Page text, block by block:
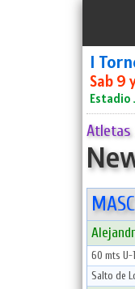
I
Sab 9
Estadio
Atletas
60 mts U-
Salto de